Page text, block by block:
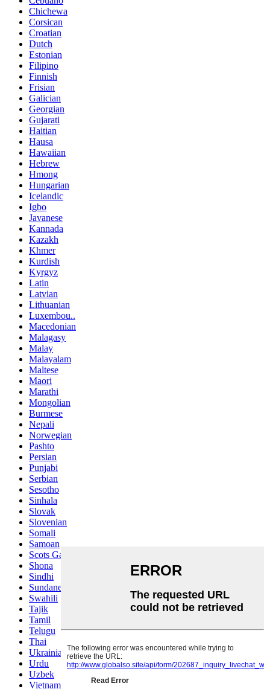
Chichewa
Corsican
Croatian
Dutch
Estonian
Filipino
Finnish
Frisian
Galician
Georgian
Gujarati
Haitian
Hausa
Hawaiian
Hebrew
Hmong
Hungarian
Icelandic
Igbo
Javanese
Kannada
Kazakh
Khmer
Kurdish
Kyrgyz
Latin
Latvian
Lithuanian
Luxembou..
Macedonian
Malagasy
Malay
Malayalam
Maltese
Maori
Marathi
Mongolian
Burmese
Nepali
Norwegian
Pashto
Persian
Punjabi
Serbian
Sesotho
Sinhala
Slovak
Slovenian
Somali
Samoan
Scots Gaelic
Shona
Sindhi
Sundanese
Swahili
Tajik
Tamil
Telugu
Thai
Ukrainian
Urdu
Uzbek
Vietnamese